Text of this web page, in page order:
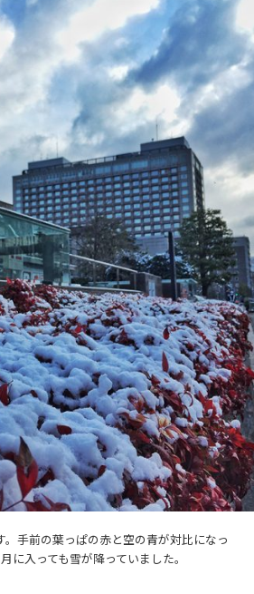
手前の葉っぱの赤と空の青が対比になっ
に入っても雪が降っていました。